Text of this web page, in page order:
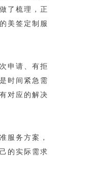
了梳理，正
美签定制服
申请、有拒
时间紧急需
对应的解决
服务方案，
的实际需求